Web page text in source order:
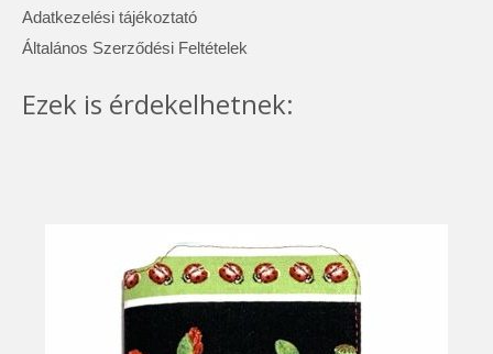
Adatkezelési tájékoztató
Általános Szerződési Feltételek
Ezek is érdekelhetnek: